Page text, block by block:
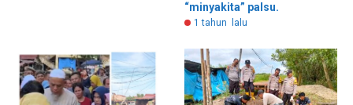
“minyakita” palsu.
1 tahun lalu